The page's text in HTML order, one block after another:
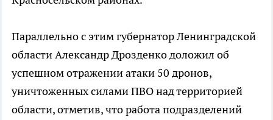
Параллельно с этим губернатор Ленинградской
области Александр Дрозденко доложил об
успешном отражении атаки 50 дронов,
уничтоженных силами ПВО над территорией
области, отметив, что работа подразделений